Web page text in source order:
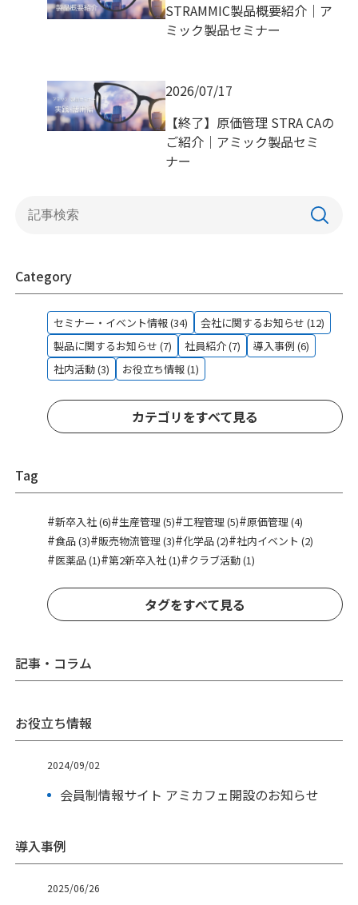
STRAMMIC製品概要紹介｜ア
ミック製品セミナー
2026/07/17
【終了】原価管理 STRA CAの
ご紹介｜アミック製品セミ
ナー
Category
セミナー・イベント情報 (34)
会社に関するお知らせ (12)
製品に関するお知らせ (7)
社員紹介 (7)
導入事例 (6)
社内活動 (3)
お役立ち情報 (1)
カテゴリをすべて見る
Tag
#新卒入社 (6)#生産管理 (5)#工程管理 (5)#原価管理 (4)
#食品 (3)#販売物流管理 (3)#化学品 (2)#社内イベント (2)
#医薬品 (1)#第2新卒入社 (1)#クラブ活動 (1)
タグをすべて見る
記事・コラム
お役立ち情報
2024/09/02
会員制情報サイト アミカフェ開設のお知らせ
導入事例
2025/06/26